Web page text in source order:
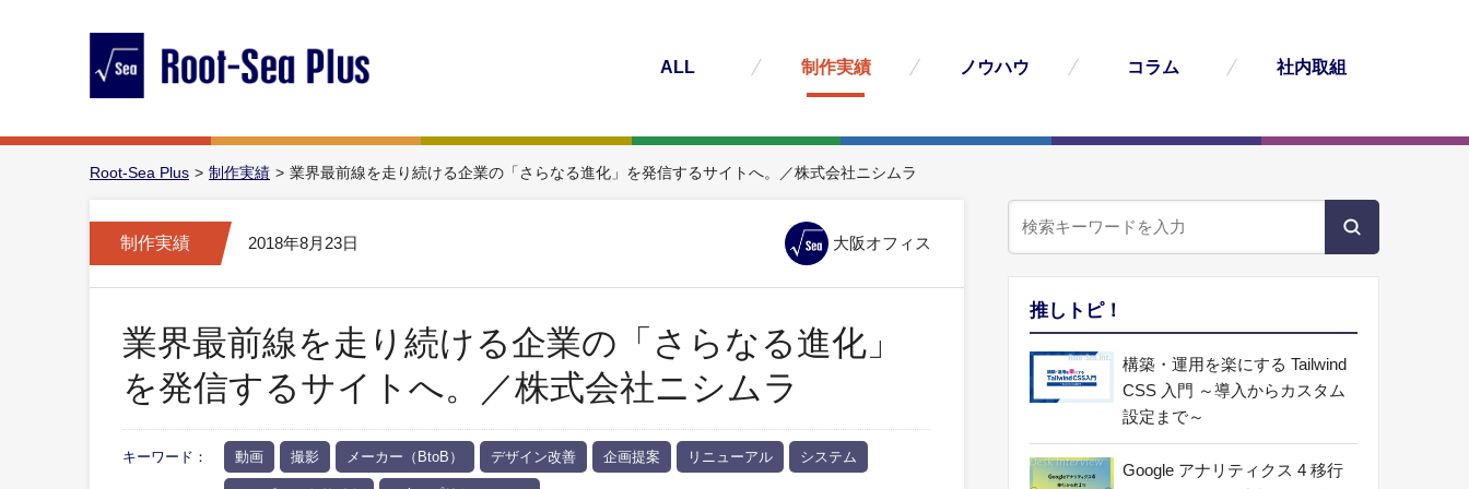
ALL 制作実績 ノウハウ コラム 社内取組
Root-Sea Plus 制作実績 業界最前線を走り続ける企業の「さらなる進化」を発信するサイトへ。／株式会社ニシムラ
制作実績 2018年8月23日 大阪オフィス
業界最前線を走り続ける企業の「さらなる進化」
を発信するサイトへ。／株式会社ニシムラ
キーワード： 動画 撮影 メーカー（BtoB） デザイン改善 企画提案 リニューアル システム
推しトピ！
構築・運用を楽にする Tailwind
CSS 入門 ～導入からカスタム
設定まで～
Google アナリティクス 4 移行